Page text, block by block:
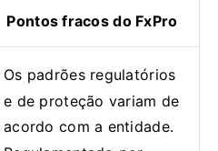
Pontos fracos do FxPro
Os padrões regulatórios
e de proteção variam de
acordo com a entidade.